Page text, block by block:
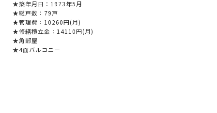
★築年月日：1973年5月
★総戸数：79戸
★管理費：10260円(月)
★修繕積立金：14110円(月)
★角部屋
★4面バルコニー